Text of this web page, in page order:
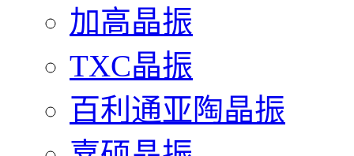
加高晶振
TXC晶振
百利通亚陶晶振